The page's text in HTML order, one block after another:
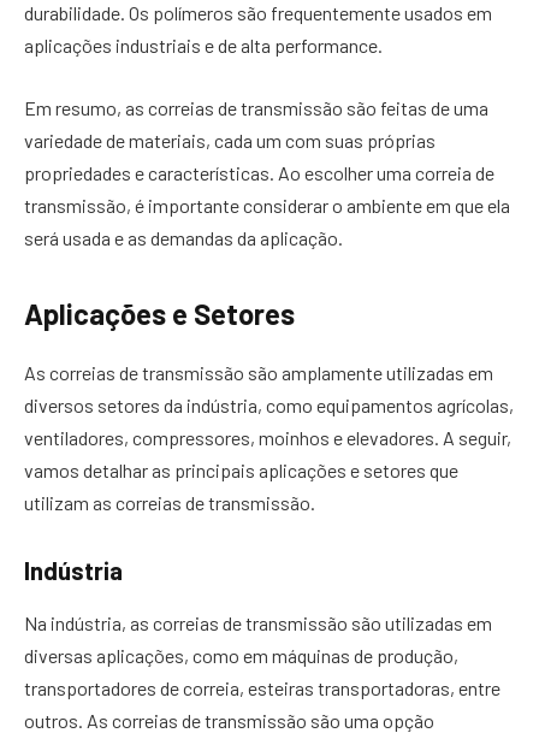
durabilidade. Os polímeros são frequentemente usados em
aplicações industriais e de alta performance.
Em resumo, as correias de transmissão são feitas de uma
variedade de materiais, cada um com suas próprias
propriedades e características. Ao escolher uma correia de
transmissão, é importante considerar o ambiente em que ela
será usada e as demandas da aplicação.
Aplicações e Setores
As correias de transmissão são amplamente utilizadas em
diversos setores da indústria, como equipamentos agrícolas,
ventiladores, compressores, moinhos e elevadores. A seguir,
vamos detalhar as principais aplicações e setores que
utilizam as correias de transmissão.
Indústria
Na indústria, as correias de transmissão são utilizadas em
diversas aplicações, como em máquinas de produção,
transportadores de correia, esteiras transportadoras, entre
outros. As correias de transmissão são uma opção